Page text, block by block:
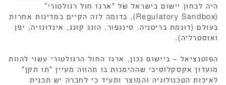
היה לבחון יישום בישראל של "ארגז חול רגולטורי"
(Regulatory Sandbox), בדומה לזה הקיים במדינות אחרות
בעולם (דוגמת בריטניה, סינגפור, הונג קונג, אינדונזיה, יפן
ואוסטרליה).
הפוטנציאל – ביישום נכון, ארגז החול הרגולטורי עשוי להוות
מועדון אקסקלוסיבי שההימנות בו תהווה מעיין "תו תקן"
לאיכות הטכנולוגיה והמוצר ותעיד כי לחברה יש תכנית